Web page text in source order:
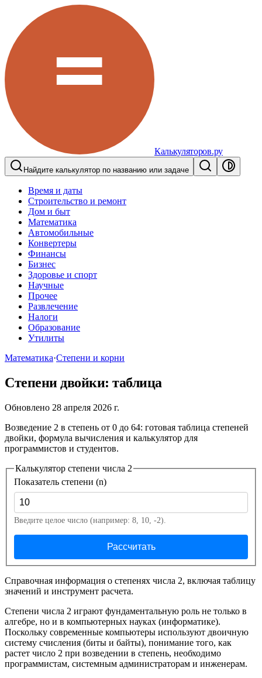
Калькуляторов.ру
Найдите калькулятор по названию или задаче
Время и даты
Строительство и ремонт
Дом и быт
Математика
Автомобильные
Конвертеры
Финансы
Бизнес
Здоровье и спорт
Научные
Прочее
Развлечение
Налоги
Образование
Утилиты
Математика·Степени и корни
Степени двойки: таблица
Обновлено 28 апреля 2026 г.
Возведение 2 в степень от 0 до 64: готовая таблица степеней
двойки, формула вычисления и калькулятор для
программистов и студентов.
Калькулятор степени числа 2
Показатель степени (n)
Введите целое число (например: 8, 10, -2).
Рассчитать
Справочная информация о степенях числа 2, включая таблицу
значений и инструмент расчета.
Степени числа 2 играют фундаментальную роль не только в
алгебре, но и в компьютерных науках (информатике).
Поскольку современные компьютеры используют двоичную
систему счисления (биты и байты), понимание того, как
растет число 2 при возведении в степень, необходимо
программистам, системным администраторам и инженерам.